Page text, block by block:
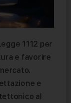
1112 per
e favorire
e
al